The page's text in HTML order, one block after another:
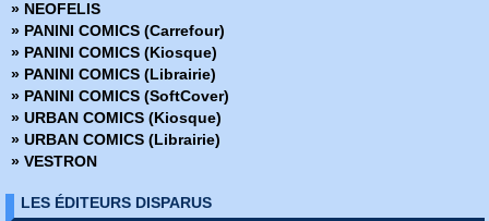
» Flash Gordon - l'Age d'or
» Flash Gordon - l'intégrale
» Frankenstein - Le monstre est vivant
» FVZA
» Green Lantern Versus Aliens
» Histoire d'un sorcier
» Iron siege
» JLA versus Predator
» Judge Dredd - Intégrale Noir et Blanc
» NEOFELIS
» PANINI COMICS (Carrefour)
» PANINI COMICS (Kiosque)
» PANINI COMICS (Librairie)
» PANINI COMICS (SoftCover)
» URBAN COMICS (Kiosque)
» URBAN COMICS (Librairie)
» VESTRON
LES ÉDITEURS DISPARUS